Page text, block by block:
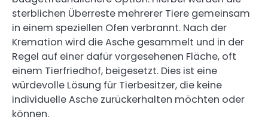
sterblichen Überreste mehrerer Tiere gemeinsam
in einem speziellen Ofen verbrannt. Nach der
Kremation wird die Asche gesammelt und in der
Regel auf einer dafür vorgesehenen Fläche, oft
einem Tierfriedhof, beigesetzt. Dies ist eine
würdevolle Lösung für Tierbesitzer, die keine
individuelle Asche zurückerhalten möchten oder
können.